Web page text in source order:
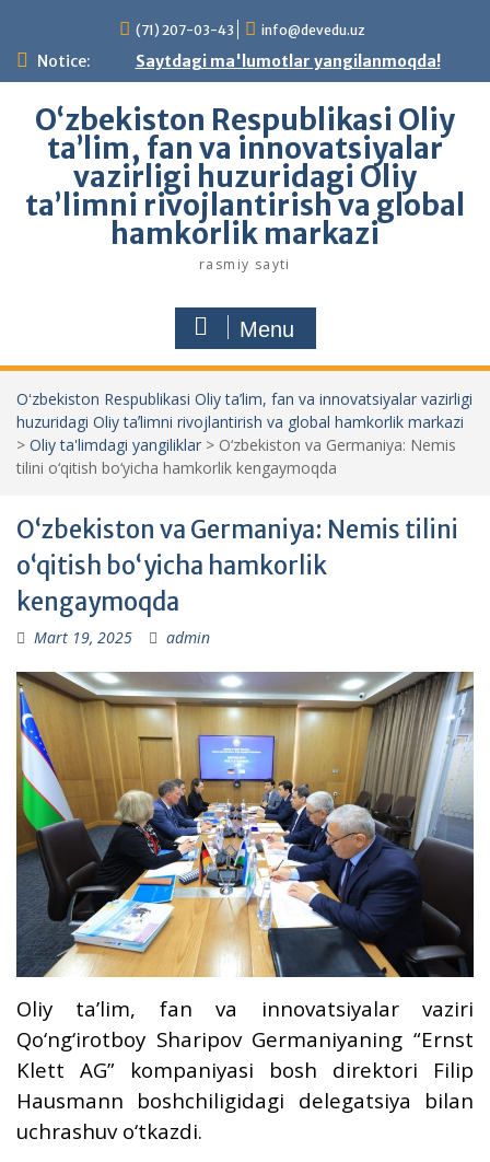
content
(71) 207-03-43 info@devedu.uz
Notice: Saytdagi ma'lumotlar yangilanmoqda!
Oʻzbekiston Respublikasi Oliy
ta’lim, fan va innovatsiyalar
vazirligi huzuridagi Oliy
taʼlimni rivojlantirish va global
hamkorlik markazi
rasmiy sayti
Menu
Oʻzbekiston Respublikasi Oliy ta’lim, fan va innovatsiyalar vazirligi
huzuridagi Oliy taʼlimni rivojlantirish va global hamkorlik markazi
> Oliy ta'limdagi yangiliklar > O‘zbekiston va Germaniya: Nemis
tilini o‘qitish bo‘yicha hamkorlik kengaymoqda
O‘zbekiston va Germaniya: Nemis tilini
o‘qitish bo‘yicha hamkorlik
kengaymoqda
Mart 19, 2025 admin
Oliy ta’lim, fan va innovatsiyalar vaziri
Qo‘ng‘irotboy Sharipov Germaniyaning “Ernst
Klett AG” kompaniyasi bosh direktori Filip
Hausmann boshchiligidagi delegatsiya bilan
uchrashuv o‘tkazdi.